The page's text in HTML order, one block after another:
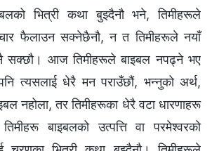
भित्री कथा बुझ्दैनौ भने, तिमीहरूले
फैलाउन सक्‍नेछैनौ, न त तिमीहरूले नयाँ
नै सक्छौ। आज तिमीहरूले बाइबल नपढ्ने भए
त्यसलाई धेरै मन पराउँछौं, भन्नुको अर्थ,
नहोला, तर तिमीहरूका धेरै वटा धारणाहरू
बाइबलको उत्पत्ति वा परमेश्‍वरको